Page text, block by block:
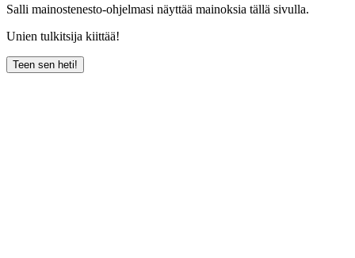
Salli mainostenesto-ohjelmasi näyttää mainoksia tällä sivulla.
Unien tulkitsija kiittää!
Teen sen heti!